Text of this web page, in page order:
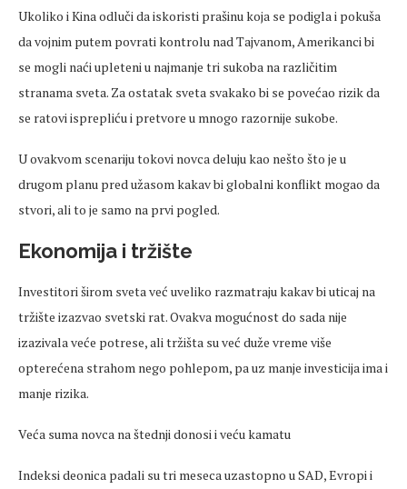
Ukoliko i Kina odluči da iskoristi prašinu koja se podigla i pokuša
da vojnim putem povrati kontrolu nad Tajvanom, Amerikanci bi
se mogli naći upleteni u najmanje tri sukoba na različitim
stranama sveta. Za ostatak sveta svakako bi se povećao rizik da
se ratovi isprepliću i pretvore u mnogo razornije sukobe.
U ovakvom scenariju tokovi novca deluju kao nešto što je u
drugom planu pred užasom kakav bi globalni konflikt mogao da
stvori, ali to je samo na prvi pogled.
Ekonomija i tržište
Investitori širom sveta već uveliko razmatraju kakav bi uticaj na
tržište izazvao svetski rat. Ovakva mogućnost do sada nije
izazivala veće potrese, ali tržišta su već duže vreme više
opterećena strahom nego pohlepom, pa uz manje investicija ima i
manje rizika.
Veća suma novca na štednji donosi i veću kamatu
Indeksi deonica padali su tri meseca uzastopno u SAD, Evropi i